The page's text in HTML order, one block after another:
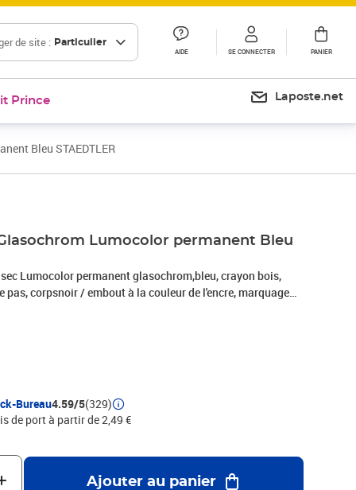
de site : Particulier
AIDE SE CONNECTER PANIER
Prince Laposte.net
Bleu STAEDTLER
Lumocolor permanent Bleu
sec Lumocolor permanent glasochrom,bleu, crayon bois,
pas, corpsnoir / embout à la couleur de l'encre, marquage
surfaces (verre, cuir, tissu, pierre, métal,bois, plastique)
Bureau4.59/5(329)
de port à partir de 2,49 €
Ajouter au panier